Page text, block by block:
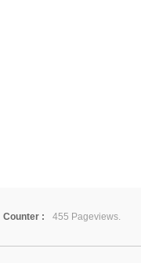
Counter :
455 Pageviews.